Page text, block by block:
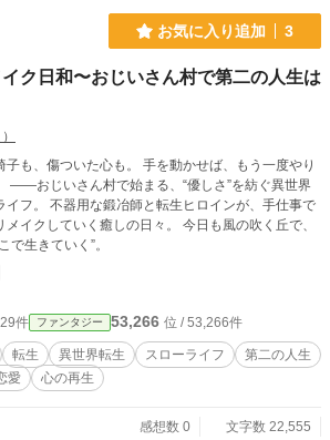
お気に入り追加 3
イク日和〜おじいさん村で第二の人生は
子も、傷ついた心も。 手を動かせば、もう一度やり
——おじいさん村で始まる、“優しさ”を紡ぐ異世界
イフ。 不器用な鍛冶師と転生ヒロインが、手仕事で
メイクしていく癒しの日々。 今日も風の吹く丘で、
で生きていく”。
件 ファンタジー 53,266 位 / 53,266件
転生 異世界転生 スローライフ
第二の人生
愛 心の再生
感想数 0
文字数 22,555